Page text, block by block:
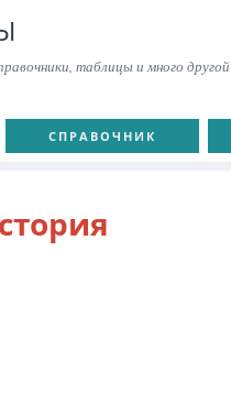
таблицы и много другой
СПРАВОЧНИК